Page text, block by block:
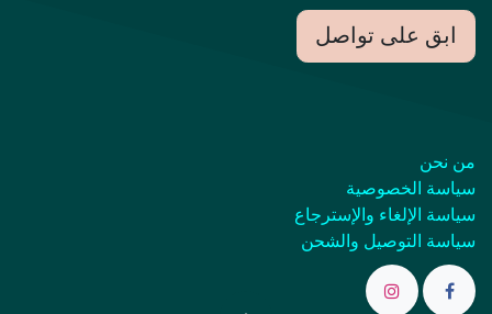
ابق على تواصل
من نحن
سياسة الخصوصية
سياسة الإلغاء والإسترجاع
سياسة التوصيل والشحن